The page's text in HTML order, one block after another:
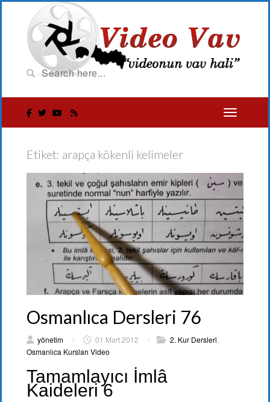
Etiket: arapça kökenli kelimeler
Osmanlıca Dersleri 76
yönetim / 01 Mart 2012 / 2. Kur Dersleri,
Osmanlıca Kursları Video
Tamamlayıcı İmlâ
Kaideleri 6